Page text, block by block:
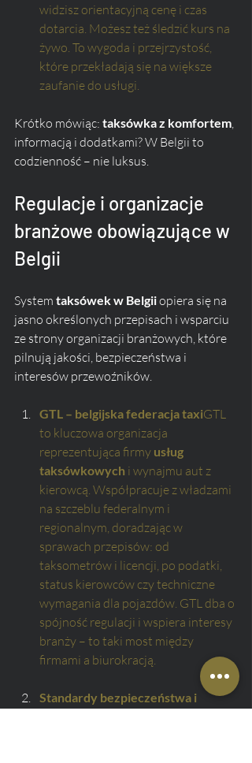
widzisz orientacyjną cenę i czas
dotarcia. Możesz też śledzić kurs na
żywo. To wygoda i przejrzystość,
które przekładają się na większe
zaufanie do usługi.
Krótko mówiąc: taksówka z komfortem,
informacją i dodatkami? W Belgii to
codzienność – nie luksus.
Regulacje i organizacje
branżowe obowiązujące w
Belgii
System taksówek w Belgii opiera się na
jasno określonych przepisach i wsparciu
ze strony organizacji branżowych, które
pilnują jakości, bezpieczeństwa i
interesów przewoźników.
GTL – belgijska federacja taxiGTL
to kluczowa organizacja
reprezentująca firmy usług
taksówkowych i wynajmu aut z
kierowcą. Współpracuje z władzami
na szczeblu federalnym i
regionalnym, doradzając w
sprawach przepisów: od
taksometrów i licencji, po podatki,
status kierowców czy techniczne
wymagania dla pojazdów. GTL dba o
spójność regulacji i wspiera interesy
branży – to taki most między
firmami a biurokracją.
Standardy bezpieczeństwa i